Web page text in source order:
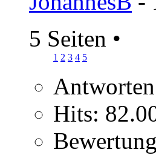
5 Seiten •
1 2 3 4 5
Hits: